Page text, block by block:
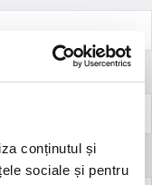
conținutul și
sociale și pentru